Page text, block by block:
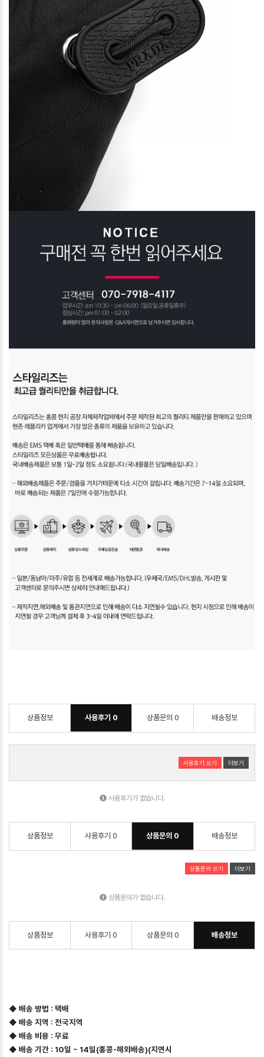
상품정보 사용후기 0 상품문의 0 배송정보
사용후기 쓰기 더보기
사용후기가 없습니다.
상품정보 사용후기 0 상품문의 0 배송정보
상품문의 쓰기 더보기
상품문의가 없습니다.
상품정보 사용후기 0 상품문의 0 배송정보
◆ 배송 방법 : 택배
◆ 배송 지역 : 전국지역
◆ 배송 비용 : 무료
◆ 배송 기간 : 10일 ~ 14일(홍콩-해외배송)(지연시